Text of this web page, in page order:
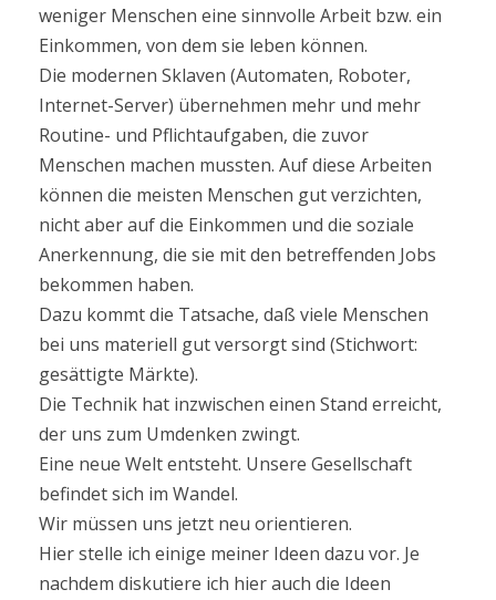
weniger Menschen eine sinnvolle Arbeit bzw. ein
Einkommen, von dem sie leben können.
Die modernen Sklaven (Automaten, Roboter,
Internet-Server) übernehmen mehr und mehr
Routine- und Pflichtaufgaben, die zuvor
Menschen machen mussten. Auf diese Arbeiten
können die meisten Menschen gut verzichten,
nicht aber auf die Einkommen und die soziale
Anerkennung, die sie mit den betreffenden Jobs
bekommen haben.
Dazu kommt die Tatsache, daß viele Menschen
bei uns materiell gut versorgt sind (Stichwort:
gesättigte Märkte).
Die Technik hat inzwischen einen Stand erreicht,
der uns zum Umdenken zwingt.
Eine neue Welt entsteht. Unsere Gesellschaft
befindet sich im Wandel.
Wir müssen uns jetzt neu orientieren.
Hier stelle ich einige meiner Ideen dazu vor. Je
nachdem diskutiere ich hier auch die Ideen